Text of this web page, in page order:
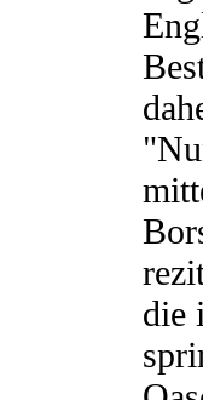
die